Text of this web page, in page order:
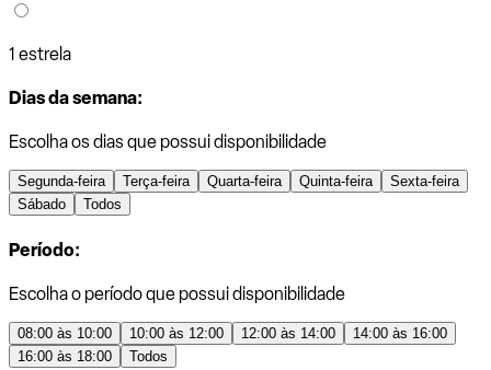
1 estrela
Dias da semana:
Escolha os dias que possui disponibilidade
Segunda-feira Terça-feira Quarta-feira Quinta-feira
Sexta-feira
Sábado
Todos
Período:
Escolha o período que possui disponibilidade
08:00 às 10:00 10:00 às 12:00 12:00 às 14:00
14:00 às 16:00
16:00 às 18:00
Todos